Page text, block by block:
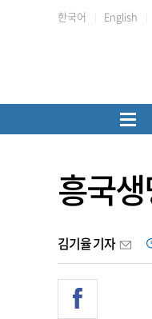
한국어 English
흥국
김기율 기자